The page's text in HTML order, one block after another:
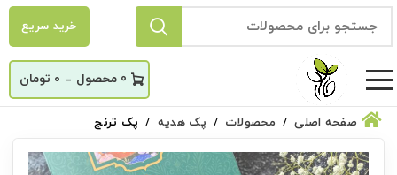
خرید سریع
0
_ ۰ تومان
صفحه اصلی محصولات پک هدیه پک ترنج